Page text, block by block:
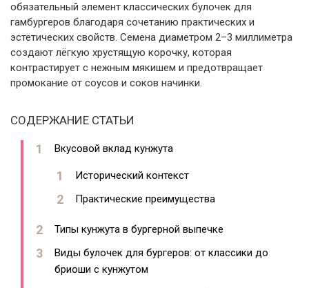
обязательный элемент классических булочек для
гамбургеров благодаря сочетанию практических и
эстетических свойств. Семена диаметром 2–3 миллиметра
создают лёгкую хрустящую корочку, которая
контрастирует с нежным мякишем и предотвращает
промокание от соусов и соков начинки.
СОДЕРЖАНИЕ СТАТЬИ
Вкусовой вклад кунжута
Исторический контекст
Практические преимущества
Типы кунжута в бургерной выпечке
Виды булочек для бургеров: от классики до
бриоши с кунжутом